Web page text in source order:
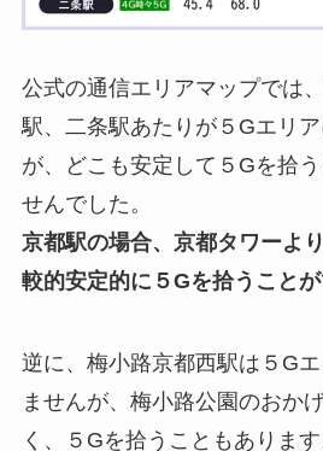
公式の通信エリアマップでは
駅、二条駅あたりが５Gエリ
が、どこも安定して５Gを拾
せんでした。
京都駅の場合、京都タワーよ
較的安定的に５Gを拾うことが
逆に、梅小路京都西駅は５G
ませんが、梅小路公園のおか
く、５Gを拾うこともあります